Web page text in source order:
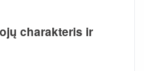
charakteris ir